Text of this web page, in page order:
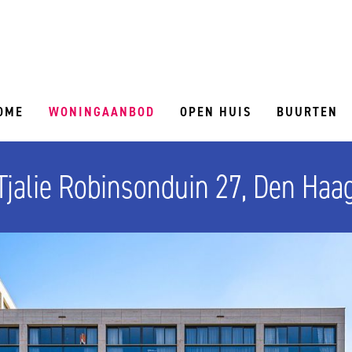
WONINGAANBOD OPEN HUIS BUURTEN
Robinsonduin 27, Den